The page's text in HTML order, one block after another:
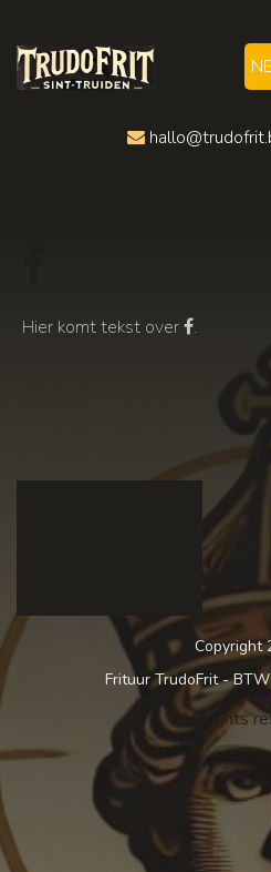
Hier komt tekst over .
Copyright
Frituur TrudoFrit -
. All rights